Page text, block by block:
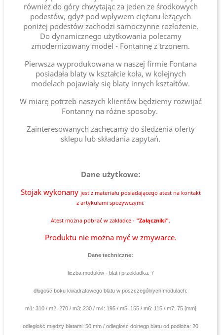
również do góry chwytając za jeden ze środkowych
podestów, gdyż pod wpływem ciężaru leżących
poniżej podestów zachodzi samoczynne rozłożenie.
Do dynamicznego użytkowania polecamy
zmodernizowany model - Fontannę z trzonem.
Pierwsza wyprodukowana w naszej firmie Fontana
posiadała blaty w kształcie koła, w kolejnych
modelach pojawiały się blaty innych kształtów.
W miarę potrzeb naszych klientów będziemy rozwijać
Fontanny na różne sposoby.
Zainteresowanych zachęcamy do śledzenia oferty
sklepu lub składania zapytań.
Dane użytkowe:
Stojak wykonany jest z materiału posiadającego atest na kontakt
z artykułami spożywczymi.
Atest można pobrać w zakładce - "Załączniki".
Produktu nie można myć w zmywarce.
Dane techniczne:
liczba modułów - blat i przekładka: 7
długość boku kwadratowego blatu w poszczególnych modułach:
m1: 310 / m2: 270 / m3: 230 / m4: 195 / m5: 155 / m6: 115 / m7: 75 [mm]
odległość między blatami: 50 mm / odległość dolnegp blatu od podłoża: 20